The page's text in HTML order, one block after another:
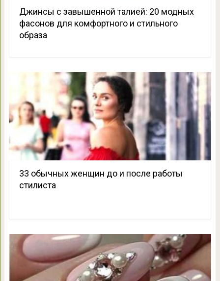
Джинсы с завышенной талией: 20 модных
фасонов для комфортного и стильного
образа
33 обычных женщин до и после работы
стилиста